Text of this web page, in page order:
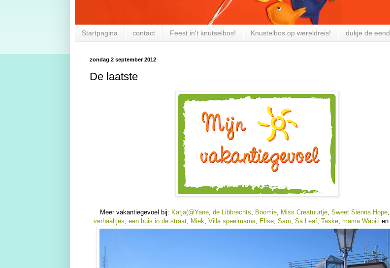
Startpagina contact Feest in't knutselbos! Knustelbos op wereldreis! dukje de eend
zondag 2 september 2012
De laatste
Meer vakantiegevoel bij: Katja(@Yane, de Libbrechts, Boomie, Miss Creatuurtje, Sweet Sienna Hope,
verhaaltjes, een huis in de straat, Miek, Villa speelmama, Elise, Sam, Sa Leaf, Taske, mama Wapiti en